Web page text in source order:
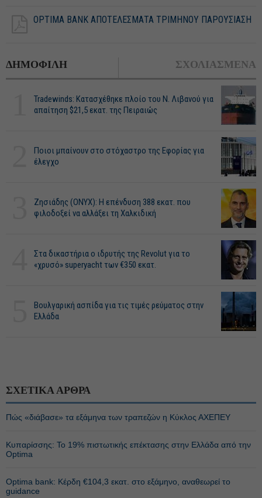
OPTIMA BANK ΑΠΟΤΕΛΕΣΜΑΤΑ ΤΡΙΜΗΝΟΥ ΠΑΡΟΥΣΙΑΣΗ
ΔΗΜΟΦΙΛΗ ΣΧΟΛΙΑΣΜΕΝΑ
Tradewinds: Κατασχέθηκε πλοίο του Ν. Λιβανού για
απαίτηση $21,5 εκατ. της Πειραιώς
Ποιοι μπαίνουν στο στόχαστρο της Εφορίας για
έλεγχο
Ζησιάδης (ONYX): Η επένδυση 388 εκατ. που
φιλοδοξεί να αλλάξει τη Χαλκιδική
Στα δικαστήρια ο ιδρυτής της Revolut για το
«χρυσό» superyacht των €350 εκατ.
Βουλγαρική ασπίδα για τις τιμές ρεύματος στην
Ελλάδα
ΣΧΕΤΙΚΑ ΑΡΘΡΑ
Πώς «διάβασε» τα εξάμηνα των τραπεζών η Κύκλος ΑΧΕΠΕΥ
Κυπαρίσσης: Το 19% πιστωτικής επέκτασης στην Ελλάδα από την
Optima
Optima bank: Κέρδη €104,3 εκατ. στο εξάμηνο, αναθεωρεί το
guidance